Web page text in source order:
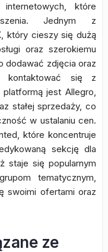
które
Jednym z
który cieszy się dużą
oraz szerokiemu
dodawać zdjęcia oraz
kontaktować się z
platformą jest Allegro,
stałej sprzedaży, co
w ustalaniu cen.
które koncentruje
sekcję dla
staje się popularnym
tematycznym,
swoimi ofertami oraz
ze